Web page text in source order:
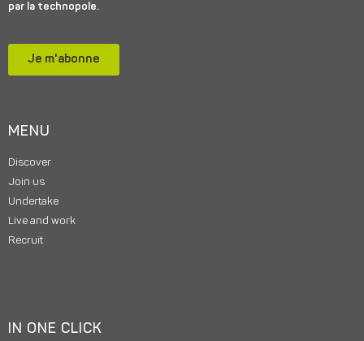
par la technopole.
Je m'abonne
MENU
Discover
Join us
Undertake
Live and work
Recruit
IN ONE CLICK